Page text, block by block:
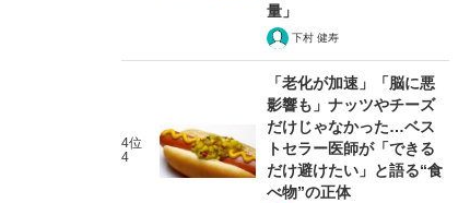
量」
下村 健寿
4位
4
「老化が加速」「脳に悪
影響も」ナッツやチーズ
だけじゃなかった…ベス
トセラー医師が「できる
だけ避けたい」と語る“食
べ物”の正体